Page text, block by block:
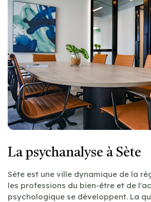
La psychanalyse à Sète
Sète est une ville dynamique de la
les professions du bien-être et de
psychologique se développent. La